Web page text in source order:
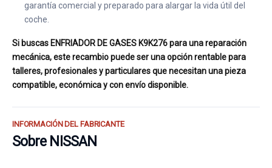
garantía comercial y preparado para alargar la vida útil del
coche.
Si buscas ENFRIADOR DE GASES K9K276 para una reparación
mecánica, este recambio puede ser una opción rentable para
talleres, profesionales y particulares que necesitan una pieza
compatible, económica y con envío disponible.
INFORMACIÓN DEL FABRICANTE
Sobre NISSAN